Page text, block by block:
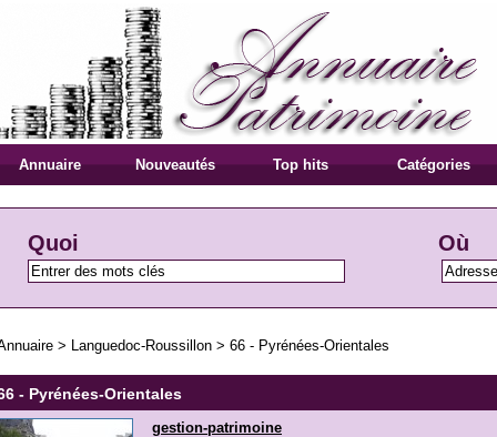
Annuaire Nouveautés Top hits Catégories
Quoi Où
> Languedoc-Roussillon > 66 - Pyrénées-Orientales
- Pyrénées-Orientales
gestion-patrimoine